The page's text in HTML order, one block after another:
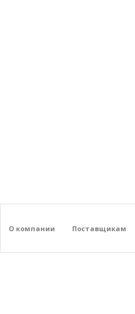
О компании Поставщикам